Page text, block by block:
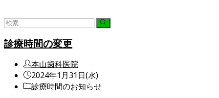
診療時間の変更
投
稿
者:
本山歯科医院
投
稿
2024年1月31日(水)
投診療時間のお知らせ